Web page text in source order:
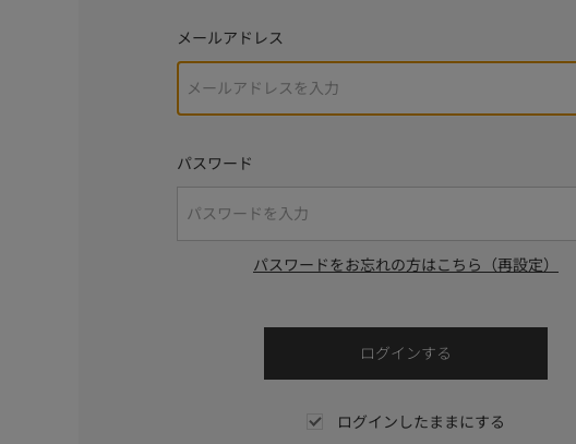
メールアドレス
パスワード
パスワードをお忘れの方はこちら（再設定）
ログインしたままにする